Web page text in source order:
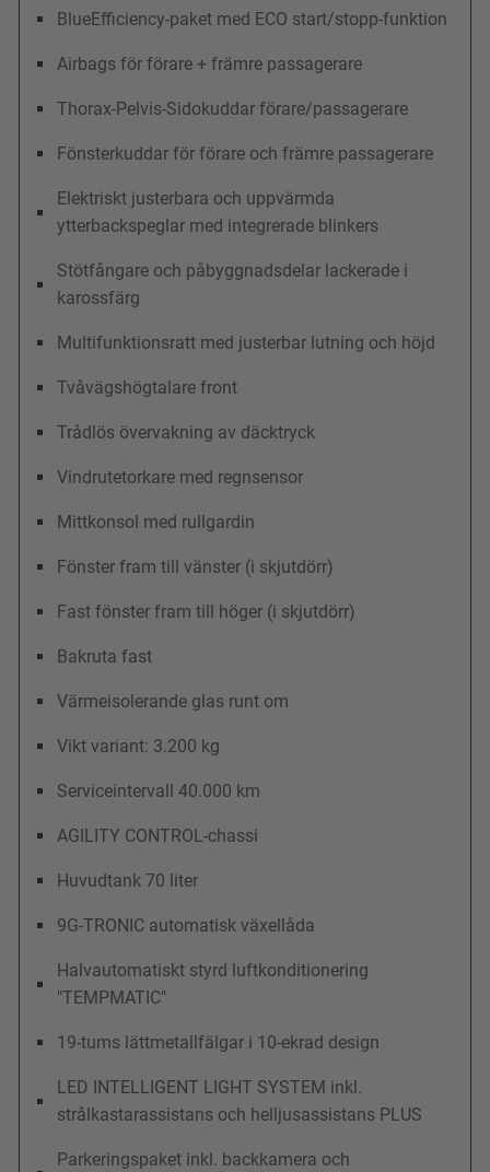
BlueEfficiency-paket med ECO start/stopp-funktion
Airbags för förare + främre passagerare
Thorax-Pelvis-Sidokuddar förare/passagerare
Fönsterkuddar för förare och främre passagerare
Elektriskt justerbara och uppvärmda
ytterbackspeglar med integrerade blinkers
Stötfångare och påbyggnadsdelar lackerade i
karossfärg
Multifunktionsratt med justerbar lutning och höjd
Tvåvägshögtalare front
Trådlös övervakning av däcktryck
Vindrutetorkare med regnsensor
Mittkonsol med rullgardin
Fönster fram till vänster (i skjutdörr)
Fast fönster fram till höger (i skjutdörr)
Bakruta fast
Värmeisolerande glas runt om
Vikt variant: 3.200 kg
Serviceintervall 40.000 km
AGILITY CONTROL-chassi
Huvudtank 70 liter
9G-TRONIC automatisk växellåda
Halvautomatiskt styrd luftkonditionering
"TEMPMATIC"
19-tums lättmetallfälgar i 10-ekrad design
LED INTELLIGENT LIGHT SYSTEM inkl.
strålkastarassistans och helljusassistans PLUS
Parkeringspaket inkl. backkamera och